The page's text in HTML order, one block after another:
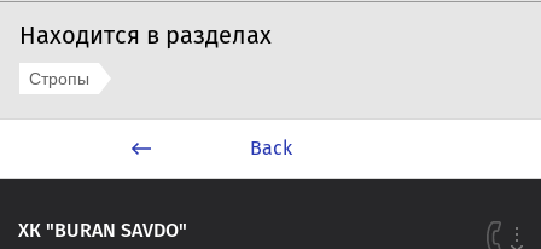
Находится в разделах
Стропы
Back
ХК "BURAN SAVDO"